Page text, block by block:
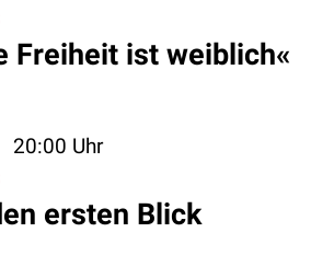
Freiheit ist weiblich«
20:00 Uhr
ersten Blick